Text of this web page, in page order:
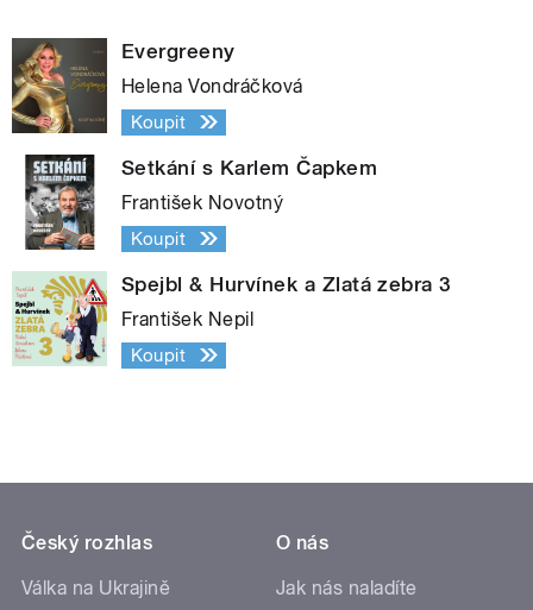
Evergreeny
Helena Vondráčková
Koupit
Setkání s Karlem Čapkem
František Novotný
Koupit
Spejbl & Hurvínek a Zlatá zebra 3
František Nepil
Koupit
Český rozhlas
Válka na Ukrajině
O nás
Jak nás naladíte